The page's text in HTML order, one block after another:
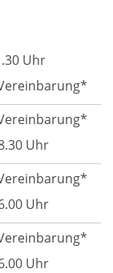
Uhr
Uhr
Uhr
Uhr